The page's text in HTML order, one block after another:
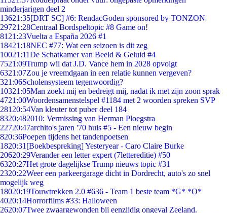
minderjarigen deel 2
13621:35[DRT SC] #6: RendacGoden sponsored by TONZON
29721:28Centraal Bordspeltopic #8 Game on!
81 21:23Vuelta a España 2026 #1
18421:18NEC #77: Wat een seizoen is dit zeg
10021:11De Schatkamer van Beeld & Geluid #4
7521:09Trump wil dat J.D. Vance hem in 2028 opvolgt
6321:07Zou je vreemdgaan in een relatie kunnen vergeven?
321:06Scholensysteem tegenwoordig?
10321:05Man zoekt mij en bedreigt mij, nadat ik met zijn zoon sprak
4721:00Woordensamenstelspel #1184 met 2 woorden spreken SVP
281 20:54Van kleuter tot puber deel 184
8320:482010: Vermissing van Herman Ploegstra
22720:47archito's jaren '70 huis #5 - Een nieuw begin
820:36Poepen tijdens het tandenpoetsen
1820:31 [Boekbespreking] Yesteryear - Caro Claire Burke
20620:29Verander een letter expert (7lettereditie) #50
6320:27Het grote dagelijkse Trump nieuws topic #31
2320:22Weer een parkeergarage dicht in Dordrecht, auto's zo snel
mogelijk weg
18020:19Touwtrekken 2.0 #636 - Team 1 beste team *G* *O*
4020:14Horrorfilms #33: Halloween
2620:07Twee zwaargewonden bij eenzijdig ongeval Zeeland.